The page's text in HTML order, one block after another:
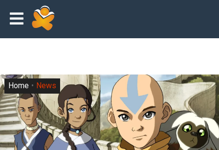
Home News